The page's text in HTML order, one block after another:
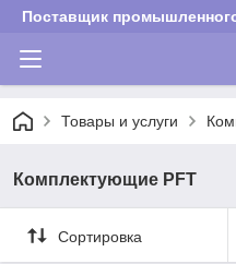
Поставщик
Товары и услуги
Комплектующие PFT
Сортировка